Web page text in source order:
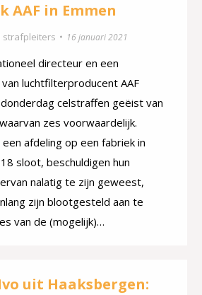
in Emmen
strafpleiters 16 januari 2021
directeur en een
luchtfilterproducent AAF
celstraffen geëist van
zes voorwaardelijk.
afdeling op een fabriek in
sloot, beschuldigen hun
nalatig te zijn geweest,
zijn blootgesteld aan te
van de (mogelijk)…
uit Haaksbergen: